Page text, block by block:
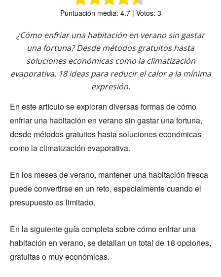
Puntuación media: 4.7 | Votos: 3
¿Cómo enfriar una habitación en verano sin gastar
una fortuna? Desde métodos gratuitos hasta
soluciones económicas como la climatización
evaporativa. 18 ideas para reducir el calor a la mínima
expresión.
En este artículo se exploran diversas formas de cómo
enfriar una habitación en verano sin gastar una fortuna,
desde métodos gratuitos hasta soluciones económicas
como la climatización evaporativa.
En los meses de verano, mantener una habitación fresca
puede convertirse en un reto, especialmente cuando el
presupuesto es limitado.
En la siguiente guía completa sobre cómo enfriar una
habitación en verano, se detallan un total de 18 opciones,
gratuitas o muy económicas.